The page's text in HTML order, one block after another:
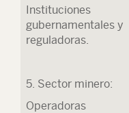
Instituciones
gubernamentales y
reguladoras.
5. Sector minero:
Operadoras